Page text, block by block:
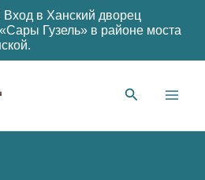
в Ханский дворец
Гузель» в районе моста